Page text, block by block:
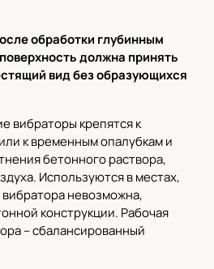
обработки глубинным
должна принять
вид без образующихся
вибраторы крепятся к
к временным опалубкам и
бетонного раствора,
Используются в местах,
невозможна,
конструкции. Рабочая
– сбалансированный